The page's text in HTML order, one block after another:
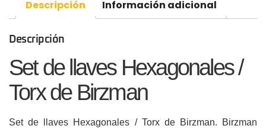
Descripción Información adicional
Descripción
Set de llaves Hexagonales /
Torx de Birzman
Set de llaves Hexagonales / Torx de Birzman.
Birzman